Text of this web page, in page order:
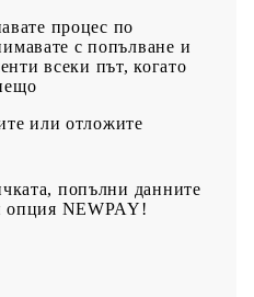
процес по
с попълване и
всеки път, когато
или отложите
попълни данните
опция NEWPAY!